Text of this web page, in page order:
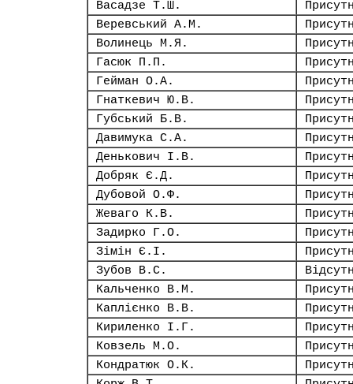
Васадзе Т.Ш.
Веревський А.М.
Волинець М.Я.
Гасюк П.П.
Гейман О.А.
Гнаткевич Ю.В.
Губський Б.В.
Давимука С.А.
Денькович І.В.
Добряк Є.Д.
Дубовой О.Ф.
Жеваго К.В.
Задирко Г.О.
Зімін Є.І.
Зубов В.С.
Кальченко В.М.
Каплієнко В.В.
Кириленко І.Г.
Ковзель М.О.
Кондратюк О.К.